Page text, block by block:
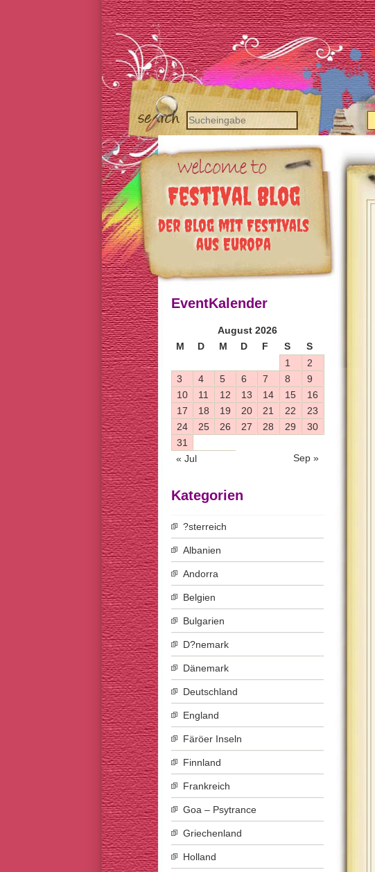
Festival Blog
der Blog mit Festivals
aus Europa
EventKalender
August 2026
M
D M D F S S
« Jul Sep »
1
2
3
4 5 6 7 8
9
10
11 12 13 14 15
16
17
18 19 20 21 22
23
24
25 26 27 28 29
30
31
Kategorien
?sterreich
Albanien
Andorra
Belgien
Bulgarien
D?nemark
Dänemark
Deutschland
England
Färöer Inseln
Finnland
Frankreich
Goa – Psytrance
Griechenland
Holland